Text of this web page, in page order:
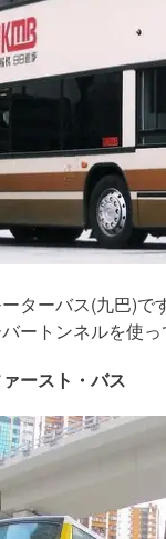
ターバス(九巴)
ートンネルを使
ースト・バス